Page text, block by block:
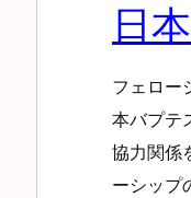
日
フェロー
本バプテ
協力関係
ーシップ